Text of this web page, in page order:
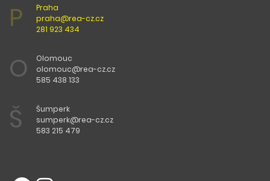
P
Praha
praha@rea-cz.cz
281 923 434
O
Olomouc
olomouc@rea-cz.cz
585 438 133
Š
Šumperk
sumperk@rea-cz.cz
583 215 479